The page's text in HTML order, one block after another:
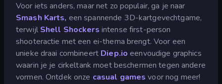
Voor iets anders, maar net zo populair, ga je naar
Smash Karts, een spannende 3D-kartgevechtgame,
terwijl Shell Shockers intense first-person
shooteractie met een ei-thema brengt. Voor een
unieke draai combineert Diep.io eenvoudige graphics
waarin je je cirkeltank moet beschermen tegen andere
vormen. Ontdek onze casual games voor nog meer!